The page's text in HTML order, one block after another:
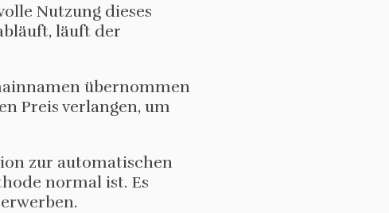
Nutzung dieses
läuft der
übernommen
Preis verlangen, um
zur automatischen
normal ist. Es